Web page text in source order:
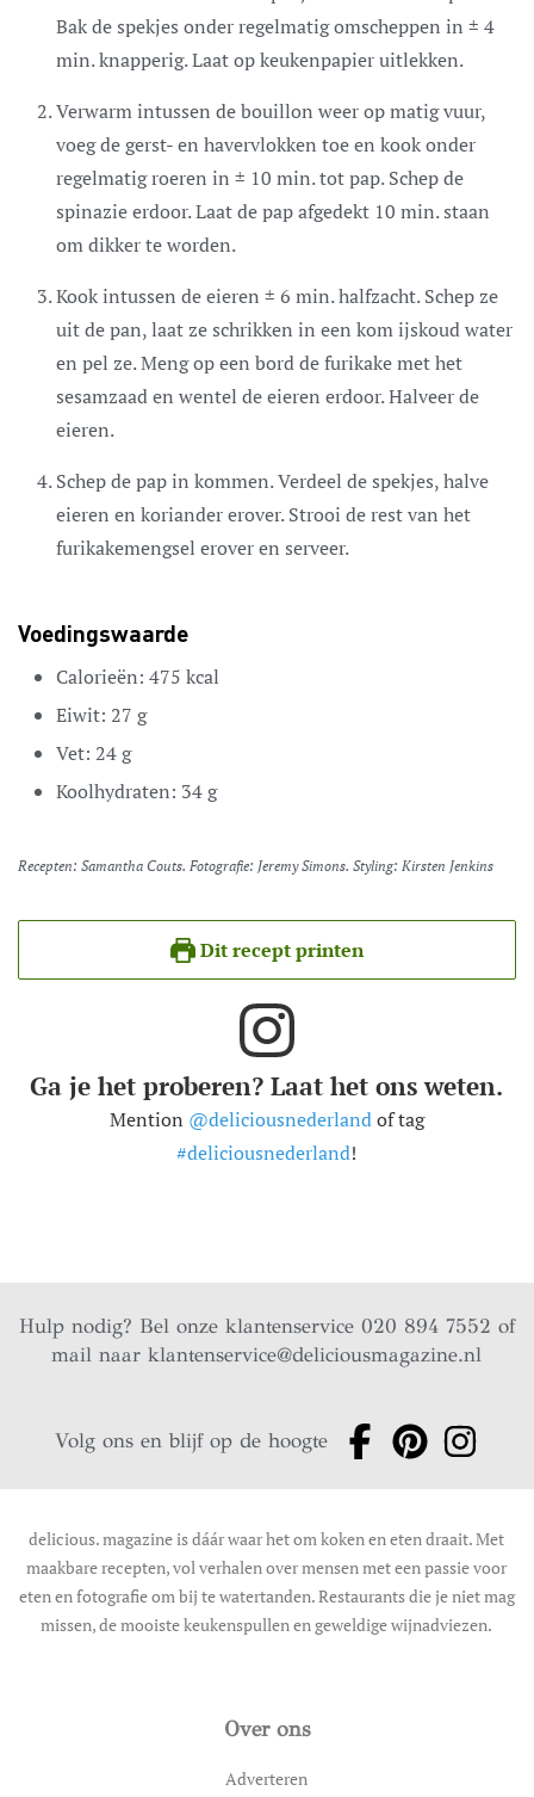
Bak de spekjes onder regelmatig omscheppen in ± 4
min. knapperig. Laat op keukenpapier uitlekken.
Verwarm intussen de bouillon weer op matig vuur,
voeg de gerst- en havervlokken toe en kook onder
regelmatig roeren in ± 10 min. tot pap. Schep de
spinazie erdoor. Laat de pap afgedekt 10 min. staan
om dikker te worden.
Kook intussen de eieren ± 6 min. halfzacht. Schep ze
uit de pan, laat ze schrikken in een kom ijskoud water
en pel ze. Meng op een bord de furikake met het
sesamzaad en wentel de eieren erdoor. Halveer de
eieren.
Schep de pap in kommen. Verdeel de spekjes, halve
eieren en koriander erover. Strooi de rest van het
furikakemengsel erover en serveer.
Voedingswaarde
Calorieën: 475 kcal
Eiwit: 27 g
Vet: 24g
Koolhydraten: 34g
Recepten: Samantha Couts. Fotografie: Jeremy Simons. Styling: Kirsten Jenkins
Dit recept printen
Ga je het proberen? Laat het ons weten.
Mention @deliciousnederlandof tag
#deliciousnederland!
Hulp nodig? Bel onze klantenservice 020 894 7552 of
mail naarklantenservice@deliciousmagazine.nl
Volg ons en blijf op de hoogte
delicious. magazine is dáár waar het om koken en eten draait. Met
maakbare recepten, vol verhalen over mensen met een passie voor
eten en fotografie om bij te watertanden. Restaurants die je niet mag
missen, de mooiste keukenspullen en geweldige wijnadviezen.
Over ons
Adverteren